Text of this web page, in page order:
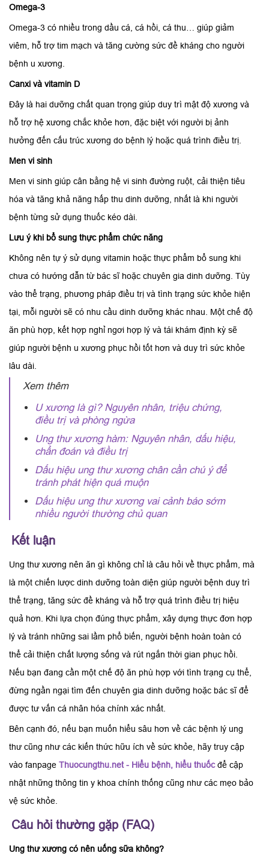
Omega-3
Omega-3 có nhiều trong dầu cá, cá hồi, cá thu… giúp giảm
viêm, hỗ trợ tim mạch và tăng cường sức đề kháng cho người
bệnh u xương.
Canxi và vitamin D
Đây là hai dưỡng chất quan trọng giúp duy trì mật độ xương và
hỗ trợ hệ xương chắc khỏe hơn, đặc biệt với người bị ảnh
hưởng đến cấu trúc xương do bệnh lý hoặc quá trình điều trị.
Men vi sinh
Men vi sinh giúp cân bằng hệ vi sinh đường ruột, cải thiện tiêu
hóa và tăng khả năng hấp thu dinh dưỡng, nhất là khi người
bệnh từng sử dụng thuốc kéo dài.
Lưu ý khi bổ sung thực phẩm chức năng
Không nên tự ý sử dụng vitamin hoặc thực phẩm bổ sung khi
chưa có hướng dẫn từ bác sĩ hoặc chuyên gia dinh dưỡng. Tùy
vào thể trạng, phương pháp điều trị và tình trạng sức khỏe hiện
tại, mỗi người sẽ có nhu cầu dinh dưỡng khác nhau. Một chế độ
ăn phù hợp, kết hợp nghỉ ngơi hợp lý và tái khám định kỳ sẽ
giúp người bệnh u xương phục hồi tốt hơn và duy trì sức khỏe
lâu dài.
Xem thêm
U xương là gì? Nguyên nhân, triệu chứng,
điều trị và phòng ngừa
Ung thư xương hàm: Nguyên nhân, dấu hiệu,
chẩn đoán và điều trị
Dấu hiệu ung thư xương chân cần chú ý để
tránh phát hiện quá muộn
Dấu hiệu ung thư xương vai cảnh báo sớm
nhiều người thường chủ quan
Kết luận
Ung thư xương nên ăn gì không chỉ là câu hỏi về thực phẩm, mà
là một chiến lược dinh dưỡng toàn diện giúp người bệnh duy trì
thể trạng, tăng sức đề kháng và hỗ trợ quá trình điều trị hiệu
quả hơn. Khi lựa chọn đúng thực phẩm, xây dựng thực đơn hợp
lý và tránh những sai lầm phổ biến, người bệnh hoàn toàn có
thể cải thiện chất lượng sống và rút ngắn thời gian phục hồi.
Nếu bạn đang cần một chế độ ăn phù hợp với tình trạng cụ thể,
đừng ngần ngại tìm đến chuyên gia dinh dưỡng hoặc bác sĩ để
được tư vấn cá nhân hóa chính xác nhất.
Bên cạnh đó, nếu bạn muốn hiểu sâu hơn về các bệnh lý ung
thư cũng như các kiến thức hữu ích về sức khỏe, hãy truy cập
vào fanpage Thuocungthu.net - Hiểu bệnh, hiểu thuốcđể cập
nhật những thông tin y khoa chính thống cũng như các mẹo bảo
vệ sức khỏe.
Câu hỏi thường gặp (FAQ)
Ung thư xương có nên uống sữa không?